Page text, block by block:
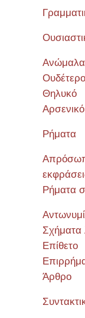
Ανώμαλα
Ουδέτερο
Θηλυκό
Αρσενικό
Ρήματα
Ρήματα
Σχήματα
Επίθετο
Άρθρο